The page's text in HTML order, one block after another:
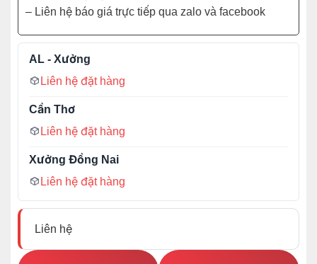
– Liên hệ báo giá trực tiếp qua zalo và facebook
AL - Xưởng
Liên hệ đặt hàng
Cần Thơ
Liên hệ đặt hàng
Xưởng Đồng Nai
Liên hệ đặt hàng
Liên hệ